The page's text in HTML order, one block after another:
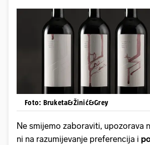
Foto: Bruketa&Žinić&Grey
Ne smijemo zaboraviti, upozorava
ni na razumijevanje preferencija i